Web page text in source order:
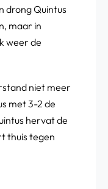
drong Quintus
maar in
weer de
niet meer
met 3-2 de
hervat de
thuis tegen